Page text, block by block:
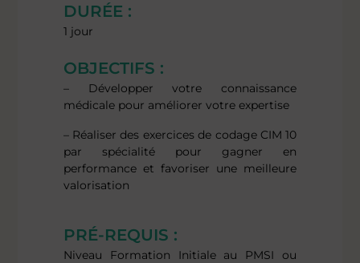
DURÉE :
1 jour
OBJECTIFS :
– Développer votre connaissance
médicale pour améliorer votre expertise
– Réaliser des exercices de codage CIM 10
par spécialité pour gagner en
performance et favoriser une meilleure
valorisation
PRÉ-REQUIS :
Niveau Formation Initiale au PMSI ou